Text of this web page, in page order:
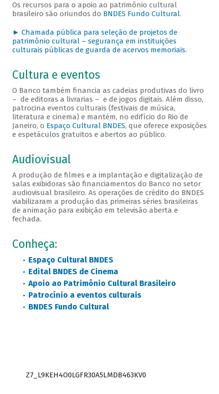
Os recursos para o apoio ao patrimônio cultural
brasileiro são oriundos do BNDES Fundo Cultural.
► Chamada pública para seleção de projetos de
patrimônio cultural – segurança em instituições
culturais públicas de guarda de acervos memoriais.
Cultura e eventos
O Banco também financia as cadeias produtivas do livro
– de editoras a livrarias – e de jogos digitais. Além disso,
patrocina eventos culturais (festivais de música,
literatura e cinema) e mantém, no edifício do Rio de
Janeiro, o Espaço Cultural BNDES, que oferece exposições
e espetáculos gratuitos e abertos ao público.
Audiovisual
A produção de filmes e a implantação e digitalização de
salas exibidoras são financiamentos do Banco no setor
audiovisual brasileiro. As operações de crédito do BNDES
viabilizaram a produção das primeiras séries brasileiras
de animação para exibição em televisão aberta e
fechada.
Conheça:
Espaço Cultural BNDES
Edital BNDES de Cinema
Apoio ao Patrimônio Cultural Brasileiro
Patrocínio a eventos culturais
BNDES Fundo Cultural
Z7_L9KEH4O0LGFR30A5LMDB463KV0